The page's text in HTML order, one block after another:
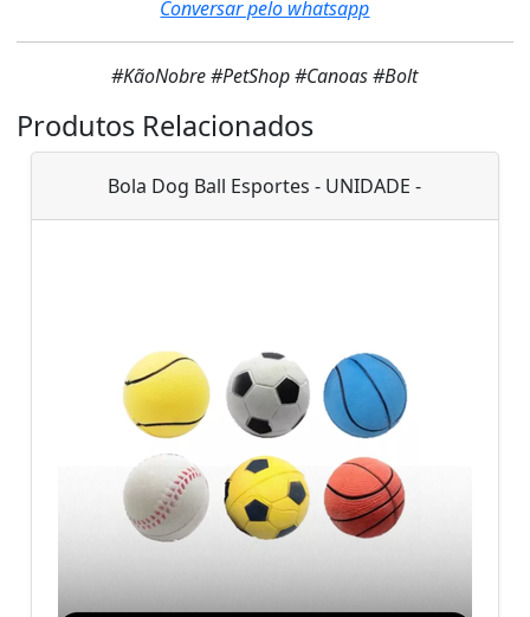
Conversar pelo whatsapp
#KãoNobre #PetShop #Canoas #Bolt
Produtos Relacionados
Bola Dog Ball Esportes - UNIDADE -